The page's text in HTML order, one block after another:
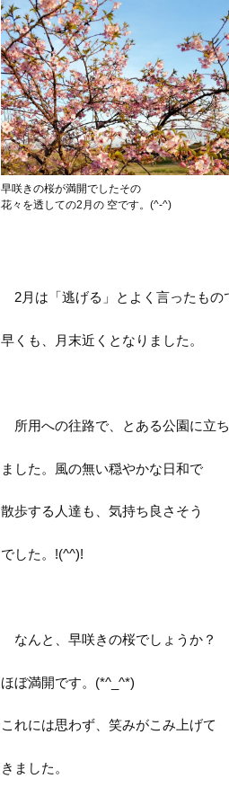
早咲きの桜が満開でしたその
花々を透しての2月の 空です。(^-^)
2月は「逃げる」とよく言ったもの
早くも、月末近くとなりました。
所用への往路で、とある公園に立
ました。風の無い穏やかな日和で
散歩する人達も、気持ち良さそう
でした。!(^^)!
なんと、早咲きの桜でしょうか？
ほぼ満開です。(*^_^*)
これには思わず、笑みがこみ上げて
きました。